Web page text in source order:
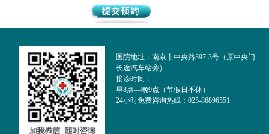
医院地址：南京市中央路397-3号（原中央门
长途汽车站旁）
接诊时间：
早8点—晚9点（节假日不休）
24小时免费咨询热线：025-86896551